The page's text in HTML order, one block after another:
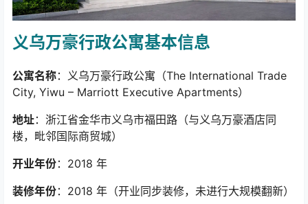
义乌万豪行政公寓基本信息
公寓名称：义乌万豪行政公寓（The International Trade
City, Yiwu – Marriott Executive Apartments）
地址：浙江省金华市义乌市福田路（与义乌万豪酒店同
楼，毗邻国际商贸城）
开业年份： 2018 年
装修年份： 2018 年（开业同步装修，未进行大规模翻新）